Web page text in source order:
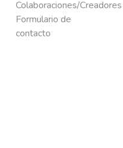
Colaboraciones/Creadores
Formulario de
contacto